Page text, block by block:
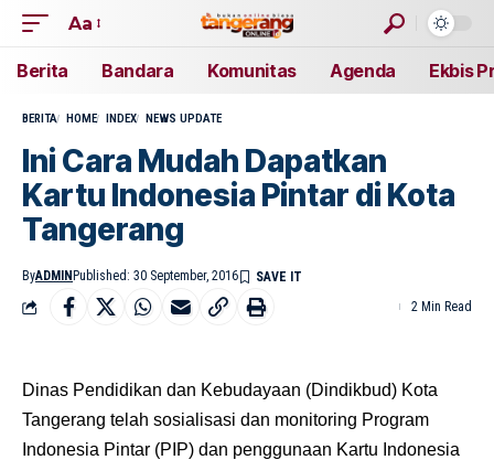
Aa
Berita Bandara Komunitas Agenda Ekbis
BERITA HOME INDEX NEWS UPDATE
Ini Cara Mudah Dapatkan
Kartu Indonesia Pintar di Kota
Tangerang
ByADMIN Published: 30 September, 2016
2 Min Read
Dinas Pendidikan dan Kebudayaan (Dindikbud) Kota
Tangerang telah sosialisasi dan monitoring Program
Indonesia Pintar (PIP) dan penggunaan Kartu Indonesia